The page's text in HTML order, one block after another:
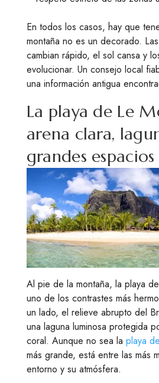
En todos los casos, hay que
montaña no es un decorado.
cambian rápido, el sol cansa y
evolucionar. Un consejo local
una información antigua
La playa de Le
arena clara,
grandes espacios
Al pie de la montaña, la playa
uno de los contrastes más
un lado, el relieve abrupto del
una laguna luminosa protegida
coral. Aunque no sea la playa
más grande, está entre las más
entorno y su atmósfera.